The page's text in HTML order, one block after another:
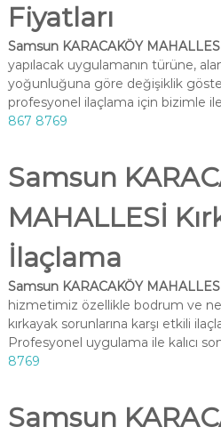
Fiyatları
Samsun KARACAKÖY
yapılacak uygulamanın türüne,
yoğunluğuna göre değişiklik
profesyonel ilaçlama için bizimle
867 8769
Samsun
MAHALLESİ
İlaçlama
Samsun KARACAKÖY
hizmetimiz özellikle bodrum ve
kırkayak sorunlarına karşı etkili
Profesyonel uygulama ile kalıcı
8769
Samsun